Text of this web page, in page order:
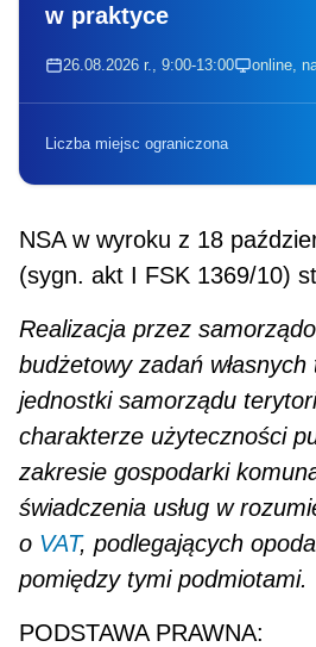
w praktyce
26.08.2026 r., 9:00-13:00 online,
Liczba miejsc ograniczona
NSA w wyroku z 18
(sygn. akt I FSK 1369/10)
Realizacja przez
budżetowy zadań
jednostki samorządu
charakterze użyteczności
zakresie gospodarki
świadczenia usług w
o VAT, podlegających
pomiędzy tymi podmiotami.
PODSTAWA PRAWNA: